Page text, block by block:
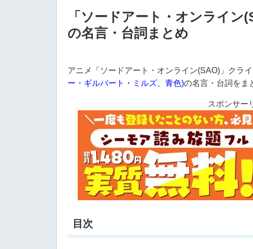
「ソードアート・オンライ
の名言・台詞まとめ
アニメ「ソードアート・オンライン(SAO)」クラ
ー・ギルバート・ミルズ、青色)の名言・台詞をま
スポンサー
目次